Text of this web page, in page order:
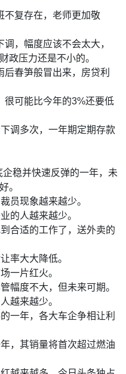
不复存在，老师更加敬
，幅度应该不会太大，
政压力还是不小的。
春笋般冒出来，房贷利
很可能比今年的3%还要低
调多次，一年期定期存款
稳并快速反弹的一年，未
。
员现象越来越少。
的人越来越少。
合适的工作了，送外卖的
率大大降低。
一片红火。
幅度不大，但未来可期。
越来越少。
一年，各大车企争相让利
，其销量将首次超过燃油